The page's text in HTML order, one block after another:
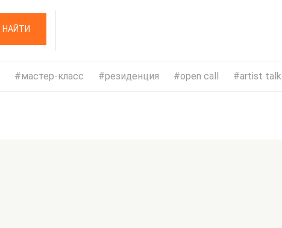
НАЙТИ
мастер-класс резиденция open call artist talk